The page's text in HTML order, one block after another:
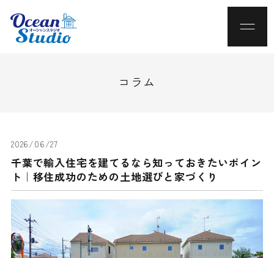
コラム
2026/06/27
千葉で輸入住宅を建てるなら知っておきたいポイン
ト｜移住成功のための土地選びと家づくり